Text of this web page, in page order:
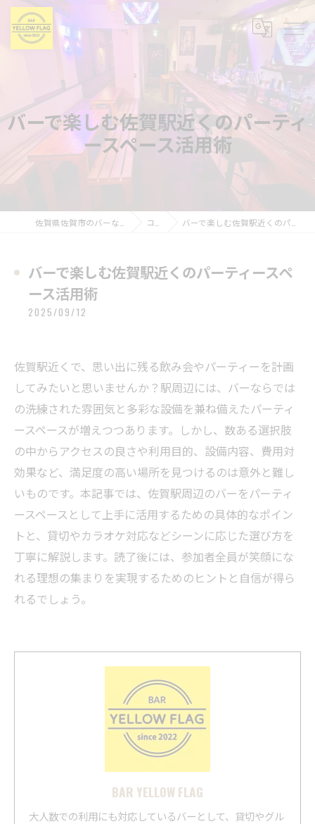
バーで楽しむ佐賀駅近くのパーティ
ースペース活用術
コラム バーで楽しむ佐賀駅近くのパーティースペース活用術
バーで楽しむ佐賀駅近くのパーティースペ
ース活用術
2025/09/12
佐賀駅近くで、思い出に残る飲み会やパーティーを計画
してみたいと思いませんか？駅周辺には、バーならでは
の洗練された雰囲気と多彩な設備を兼ね備えたパーティ
ースペースが増えつつあります。しかし、数ある選択肢
の中からアクセスの良さや利用目的、設備内容、費用対
効果など、満足度の高い場所を見つけるのは意外と難し
いものです。本記事では、佐賀駅周辺のバーをパーティ
ースペースとして上手に活用するための具体的なポイン
トと、貸切やカラオケ対応などシーンに応じた選び方を
丁寧に解説します。読了後には、参加者全員が笑顔にな
れる理想の集まりを実現するためのヒントと自信が得ら
れるでしょう。
BAR YELLOW FLAG
大人数での利用にも対応しているバーとして、貸切やグル